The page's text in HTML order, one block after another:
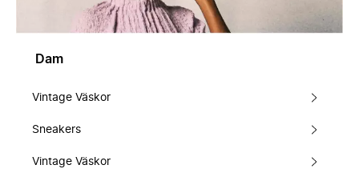
Dam
Vintage Väskor
Sneakers
Vintage Väskor